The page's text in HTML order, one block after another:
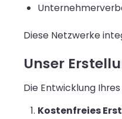
Diese Netzwerke
Unser
Die Entwicklung
Kostenfreies